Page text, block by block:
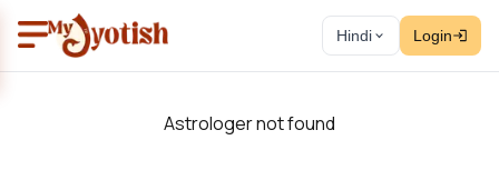
Hindi Login
Astrologer not found